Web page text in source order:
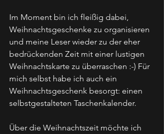
Im Moment bin ich fleißig dabei,
Weihnachtsgeschenke zu organisieren
und meine Leser wieder zu der eher
bedrückenden Zeit mit einer lustigen
Weihnachtskarte zu überraschen :-) Für
mich selbst habe ich auch ein
Weihnachtsgeschenk besorgt: einen
selbstgestalteten Taschenkalender.
Über die Weihnachtszeit möchte ich